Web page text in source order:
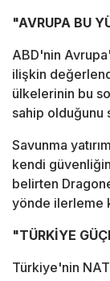
"AVRUPA BU
ABD'nin
ilişkin
ülkelerinin bu
sahip olduğunu
Savunma
kendi
belirten
yönde ilerleme
"TÜRKİYE
Türkiye'nin